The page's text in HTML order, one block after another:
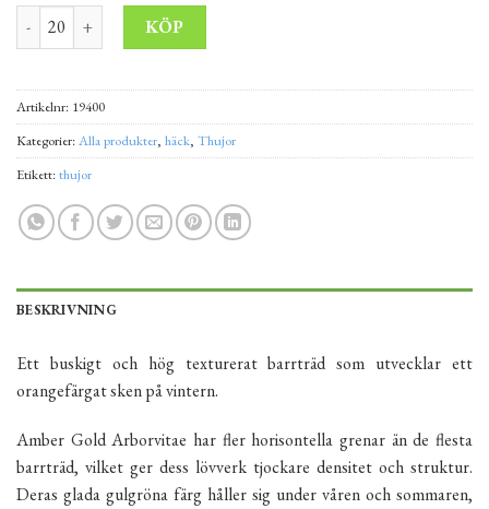
Thuja Occidentalis Jantar (Amber Gold Arborvitae) 160 cm mängd
KÖP
Artikelnr: 19400
Kategorier:Alla produkter, häck, Thujor
Etikett:thujor
BESKRIVNING
Ett buskigt och hög texturerat barrträd som utvecklar ett
orangefärgat sken på vintern.
Amber Gold Arborvitae har fler horisontella grenar än de flesta
barrträd, vilket ger dess lövverk tjockare densitet och struktur.
Deras glada gulgröna färg håller sig under våren och sommaren,